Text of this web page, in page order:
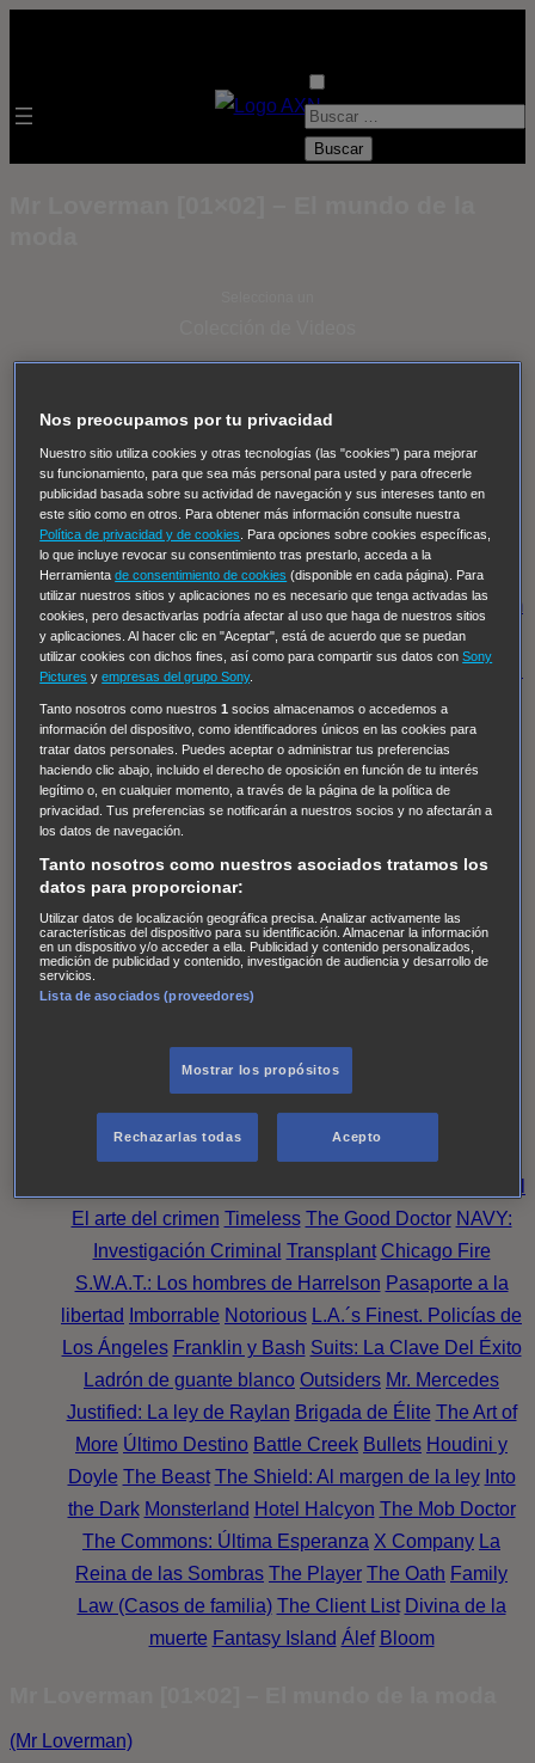
B
Operación: Huracán
Despedida Salvaje
Despedida Salvaje Nadie
Thomas, el ojo del FBI Pan Am Dawson crece
Insomnia El Guardián The Blacklist Cinco en familia
Hudson & Rex Diez libras y un sueño Mr Loverman
Regreso al futuro III NUEVE CUERPOS Los últimos
caballeros Tormenta infinita Sing Street Cobra Kai
Tom
y Lola High Country Los casos de Susan Ryeland:
Moonflower Murders Twisted Metal
Mentes Criminales:
Evolution Terapia de Choque Ricki Los Misterios de
Hailey Dean Without Sin: Libre de Culpa Morbius
NCIS: Nueva Orleans Pandora En fuera de juego
The Shield: Al margen de la ley Duplicated Preacher
The Killing Kind
Chicago Fire Monarch Circuito cerradoAlert: Unidad
de personas desaparecidas
Ladrón de guante blanco Hannibal Daños y Perjuicios
AXN Masters of Sex Three PinesAccused CarterAlice
Nevers Crossing Lines
Reckoning: Ajuste de Cuentas
El arte del crimen Timeless The Good Doctor NAVY:
Investigación Criminal Transplant Chicago Fire
S.W.A.T.: Los hombres de Harrelson Pasaporte a la
libertad
Imborrable Notorious L.A.´s Finest. Policías de
Los Ángeles Franklin y Bash Suits: La Clave Del Éxito
Ladrón de guante blanco Outsiders Mr. Mercedes
Justified: La ley de Raylan Brigada de Élite The Art of
More Último Destino Battle Creek Bullets Houdini y
Doyle The Beast The Shield: Al margen de la ley Into
the Dark Monsterland Hotel Halcyon The Mob Doctor
The Commons: Última Esperanza X Company La
Reina de las Sombras The Player The Oath Family
Law (Casos de familia) The Client List Divina de la
muerte Fantasy Island Álef Bloom
(Mr Loverman)
Nos preocupamos por tu privacidad
Nuestro sitio utiliza cookies y otras tecnologías (las "cookies") para mejorar
su funcionamiento, para que sea más personal para usted y para ofrecerle
publicidad basada sobre su actividad de navegación y sus intereses tanto en
este sitio como en otros. Para obtener más información consulte nuestra
Política de privacidad y de cookies
. Para opciones sobre cookies específicas,
lo que incluye revocar su consentimiento tras prestarlo, acceda a la
Herramientade consentimiento de cookies (disponible en cada página). Para
utilizar nuestros sitios y aplicaciones no es necesario que tenga activadas las
cookies, pero desactivarlas podría afectar al uso que haga de nuestros sitios
y aplicaciones. Al hacer clic en "Aceptar", está de acuerdo que se puedan
utilizar cookies con dichos fines, así como para compartir sus datos conSony
Pictures yempresas del grupo Sony.
Tanto nosotros como nuestros1 socios almacenamos o accedemos a
información del dispositivo, como identificadores únicos en las cookies para
tratar datos personales. Puedes aceptar o administrar tus preferencias
haciendo clic abajo, incluido el derecho de oposición en función de tu interés
legítimo o, en cualquier momento, a través de la página de la política de
privacidad. Tus preferencias se notificarán a nuestros socios y no afectarán a
los datos de navegación.
Tanto nosotros como nuestros asociados tratamos los
datos para proporcionar:
Utilizar datos de localización geográfica precisa. Analizar activamente las
características del dispositivo para su identificación. Almacenar la información
en un dispositivo y/o acceder a ella. Publicidad y contenido personalizados,
medición de publicidad y contenido, investigación de audiencia y desarrollo de
servicios.
Lista de asociados (proveedores)
Mostrar los propósitos
Rechazarlas todas Acepto